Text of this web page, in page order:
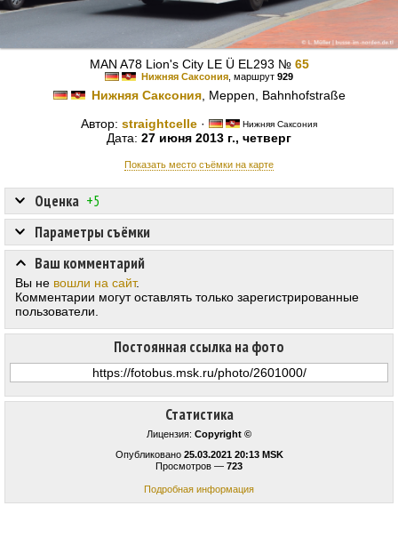
MAN A78 Lion's City LE Ü EL293 № 65
Нижняя Саксония , маршрут 929
Нижняя Саксония, Meppen, Bahnhofstraße
Автор: straightcelle · Нижняя Саксония
Дата: 27 июня 2013 г., четверг
Показать место съёмки на карте
Статистика
Лицензия: Copyright ©
Опубликовано 25.03.2021 20:13 MSK
Просмотров — 723
Подробная информация
Оценка +5
Постоянная ссылка на фото
Параметры съёмки
Ваш комментарий
Вы не вошли на сайт.
Комментарии могут оставлять только зарегистрированные
пользователи.